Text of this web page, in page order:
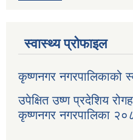
स्वास्थ्य प्रोफाइल
कृष्णनगर नगरपालिकाको
उपेक्षित उष्ण प्रदेशिय
कृष्णनगर नगरपालिका